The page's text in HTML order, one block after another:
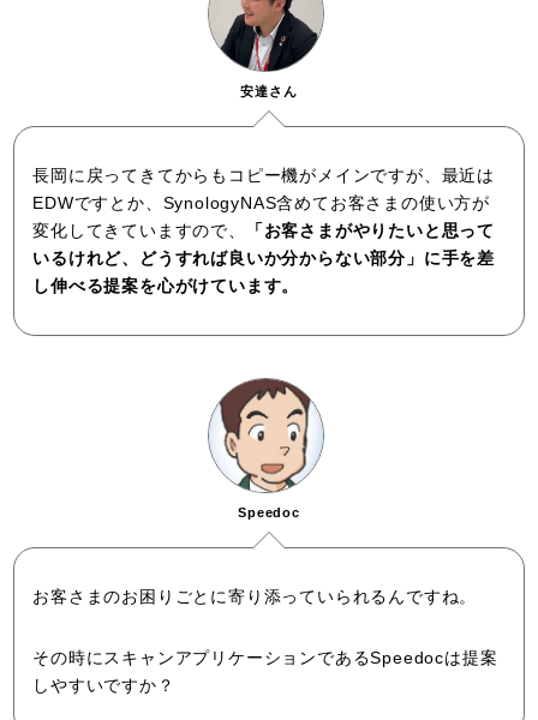
長岡に戻ってきてからもコピー機がメインですが、最近は
EDWですとか、SynologyNAS含めてお客さまの使い方が
変化してきていますので、
「お客さまがやりたいと思って
いるけれど、どうすれば良いか分からない部分」に手を差
し伸べる提案を心がけています。
安達さん
Speedoc
お客さまのお困りごとに寄り添っていられるんですね。
その時にスキャンアプリケーションであるSpeedocは提案
しやすいですか？